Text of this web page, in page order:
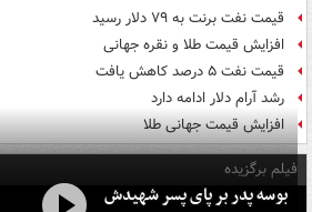
قیمت نفت برنت به ۷۹ دلار رسید
افزایش قیمت طلا و نقره جهانی
قیمت نفت ۵ درصد کاهش یافت
رشد آرام دلار ادامه دارد
افزایش قیمت جهانی طلا
فیلم برگزیده
بوسه‌ پدر بر پای پسر شهیدش